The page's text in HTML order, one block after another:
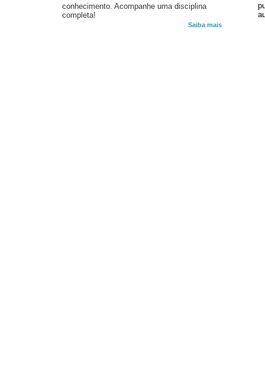
conhecimento. Acompanhe uma disciplina
completa!
Saiba mais